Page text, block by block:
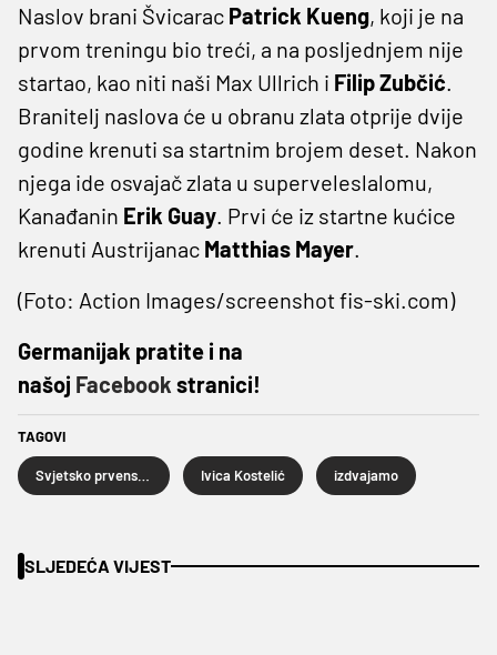
Naslov brani Švicarac Patrick Kueng, koji je na
prvom treningu bio treći, a na posljednjem nije
startao, kao niti naši Max Ullrich i Filip Zubčić.
Branitelj naslova će u obranu zlata otprije dvije
godine krenuti sa startnim brojem deset. Nakon
njega ide osvajač zlata u superveleslalomu,
Kanađanin Erik Guay. Prvi će iz startne kućice
krenuti Austrijanac Matthias Mayer.
(Foto: Action Images/screenshot fis-ski.com)
Germanijak pratite i na
našoj Facebook stranici!
TAGOVI
Ivica Kostelić izdvajamo
SLJEDEĆA VIJEST